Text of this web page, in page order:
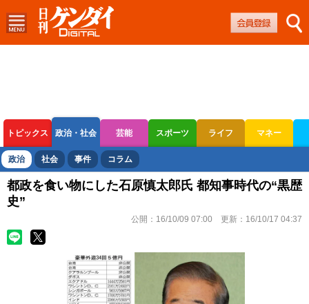
トピックス 政治・社会 芸能 スポーツ ライフ マネー
ボートレース 競輪 オートレース
政治 社会 事件 コラム
都政を食い物にした石原慎太郎氏 都知事時代の“黒歴
史”
公開： 16/10/09 07:00 更新： 16/10/17 04:37